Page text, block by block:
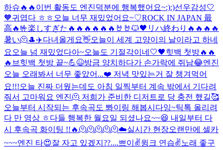
하슈🔥🔥 이번 활동도 엔진덕분에 행복했어요~:):)선우감성🤍
🧡귀엽다 ㅎㅎ 오늘 너무 재밌었어요~♡ROCK IN JAPAN 最
高🔥🤟楽しすぎた🔥🔥🔥🔥🔥🔥🤘🤘 🐱🖤 リハ終わり🔥🔥🔥🔥
暑い🫠🎩✈️다녀올게요👋오늘이 세계 고양이의 날이라고 하네
요 오늘 넘 재밌었다아~오늘도 기절각이네 🤍🖤힛백 첫방🔥🔥
🔥 브힛백 첫방 끝~💪😆방금 양치하다가 손가락에 쥐남😂엔진
오늘 오래봐서 너무 좋았어...❤️ 저녁 맛있는거 잘 챙겨먹어
요!!!오늘 진짜 더웠는데도 아침 일찍부터 계속 밖에서 기다려
줘서 고마워요 엔진🫠 저희가 준비한 디저트로 당 충전 했길🥰
오늘부터 시작되는 후속곡도 뽜이링 해봅시다잉~틱톡 올리려
다 만 영상 ㅎ다들 행복한 월요일 되셨나요~~😆 내일부터 다
시 후속곡 화이팅 !!🔥🫠🫠🫠🫠🫠☁️실시간 현장오랜만에 셀카
~~~엔진 타😍잘 자고 있겠지??....쁘이✌️윙크 연습✌️노래 좋구